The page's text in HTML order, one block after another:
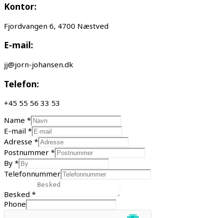
Kontor:
Fjordvangen 6, 4700 Næstved
E-mail:
jj@jorn-johansen.dk
Telefon:
+45 55 56 33 53
Name *
E-mail *
Adresse *
Postnummer *
By *
Telefonnummer
Besked *
Phone